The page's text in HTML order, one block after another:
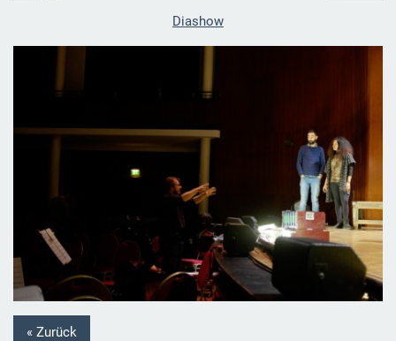
Diashow
« Zurück